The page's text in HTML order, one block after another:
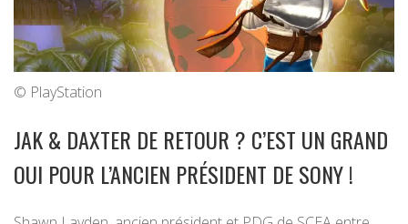
© PlayStation
JAK & DAXTER DE RETOUR ? C’EST UN GRAND
OUI POUR L’ANCIEN PRÉSIDENT DE SONY !